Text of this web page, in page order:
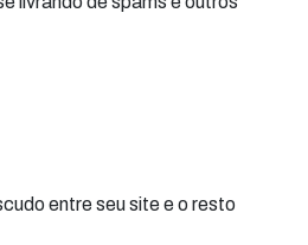
entre seu site e o resto